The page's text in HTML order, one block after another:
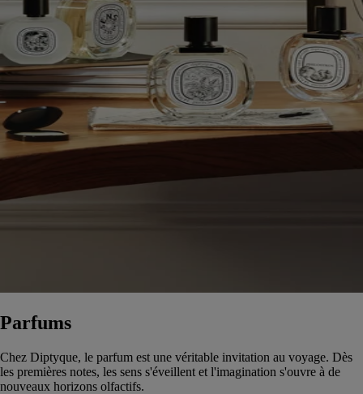
Parfums
Chez Diptyque, le parfum est une véritable invitation au voyage. Dès
les premières notes, les sens s'éveillent et l'imagination s'ouvre à de
nouveaux horizons olfactifs.